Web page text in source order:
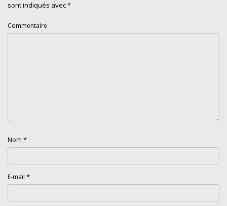
sont indiqués avec*
Commentaire
Nom *
E-mail *